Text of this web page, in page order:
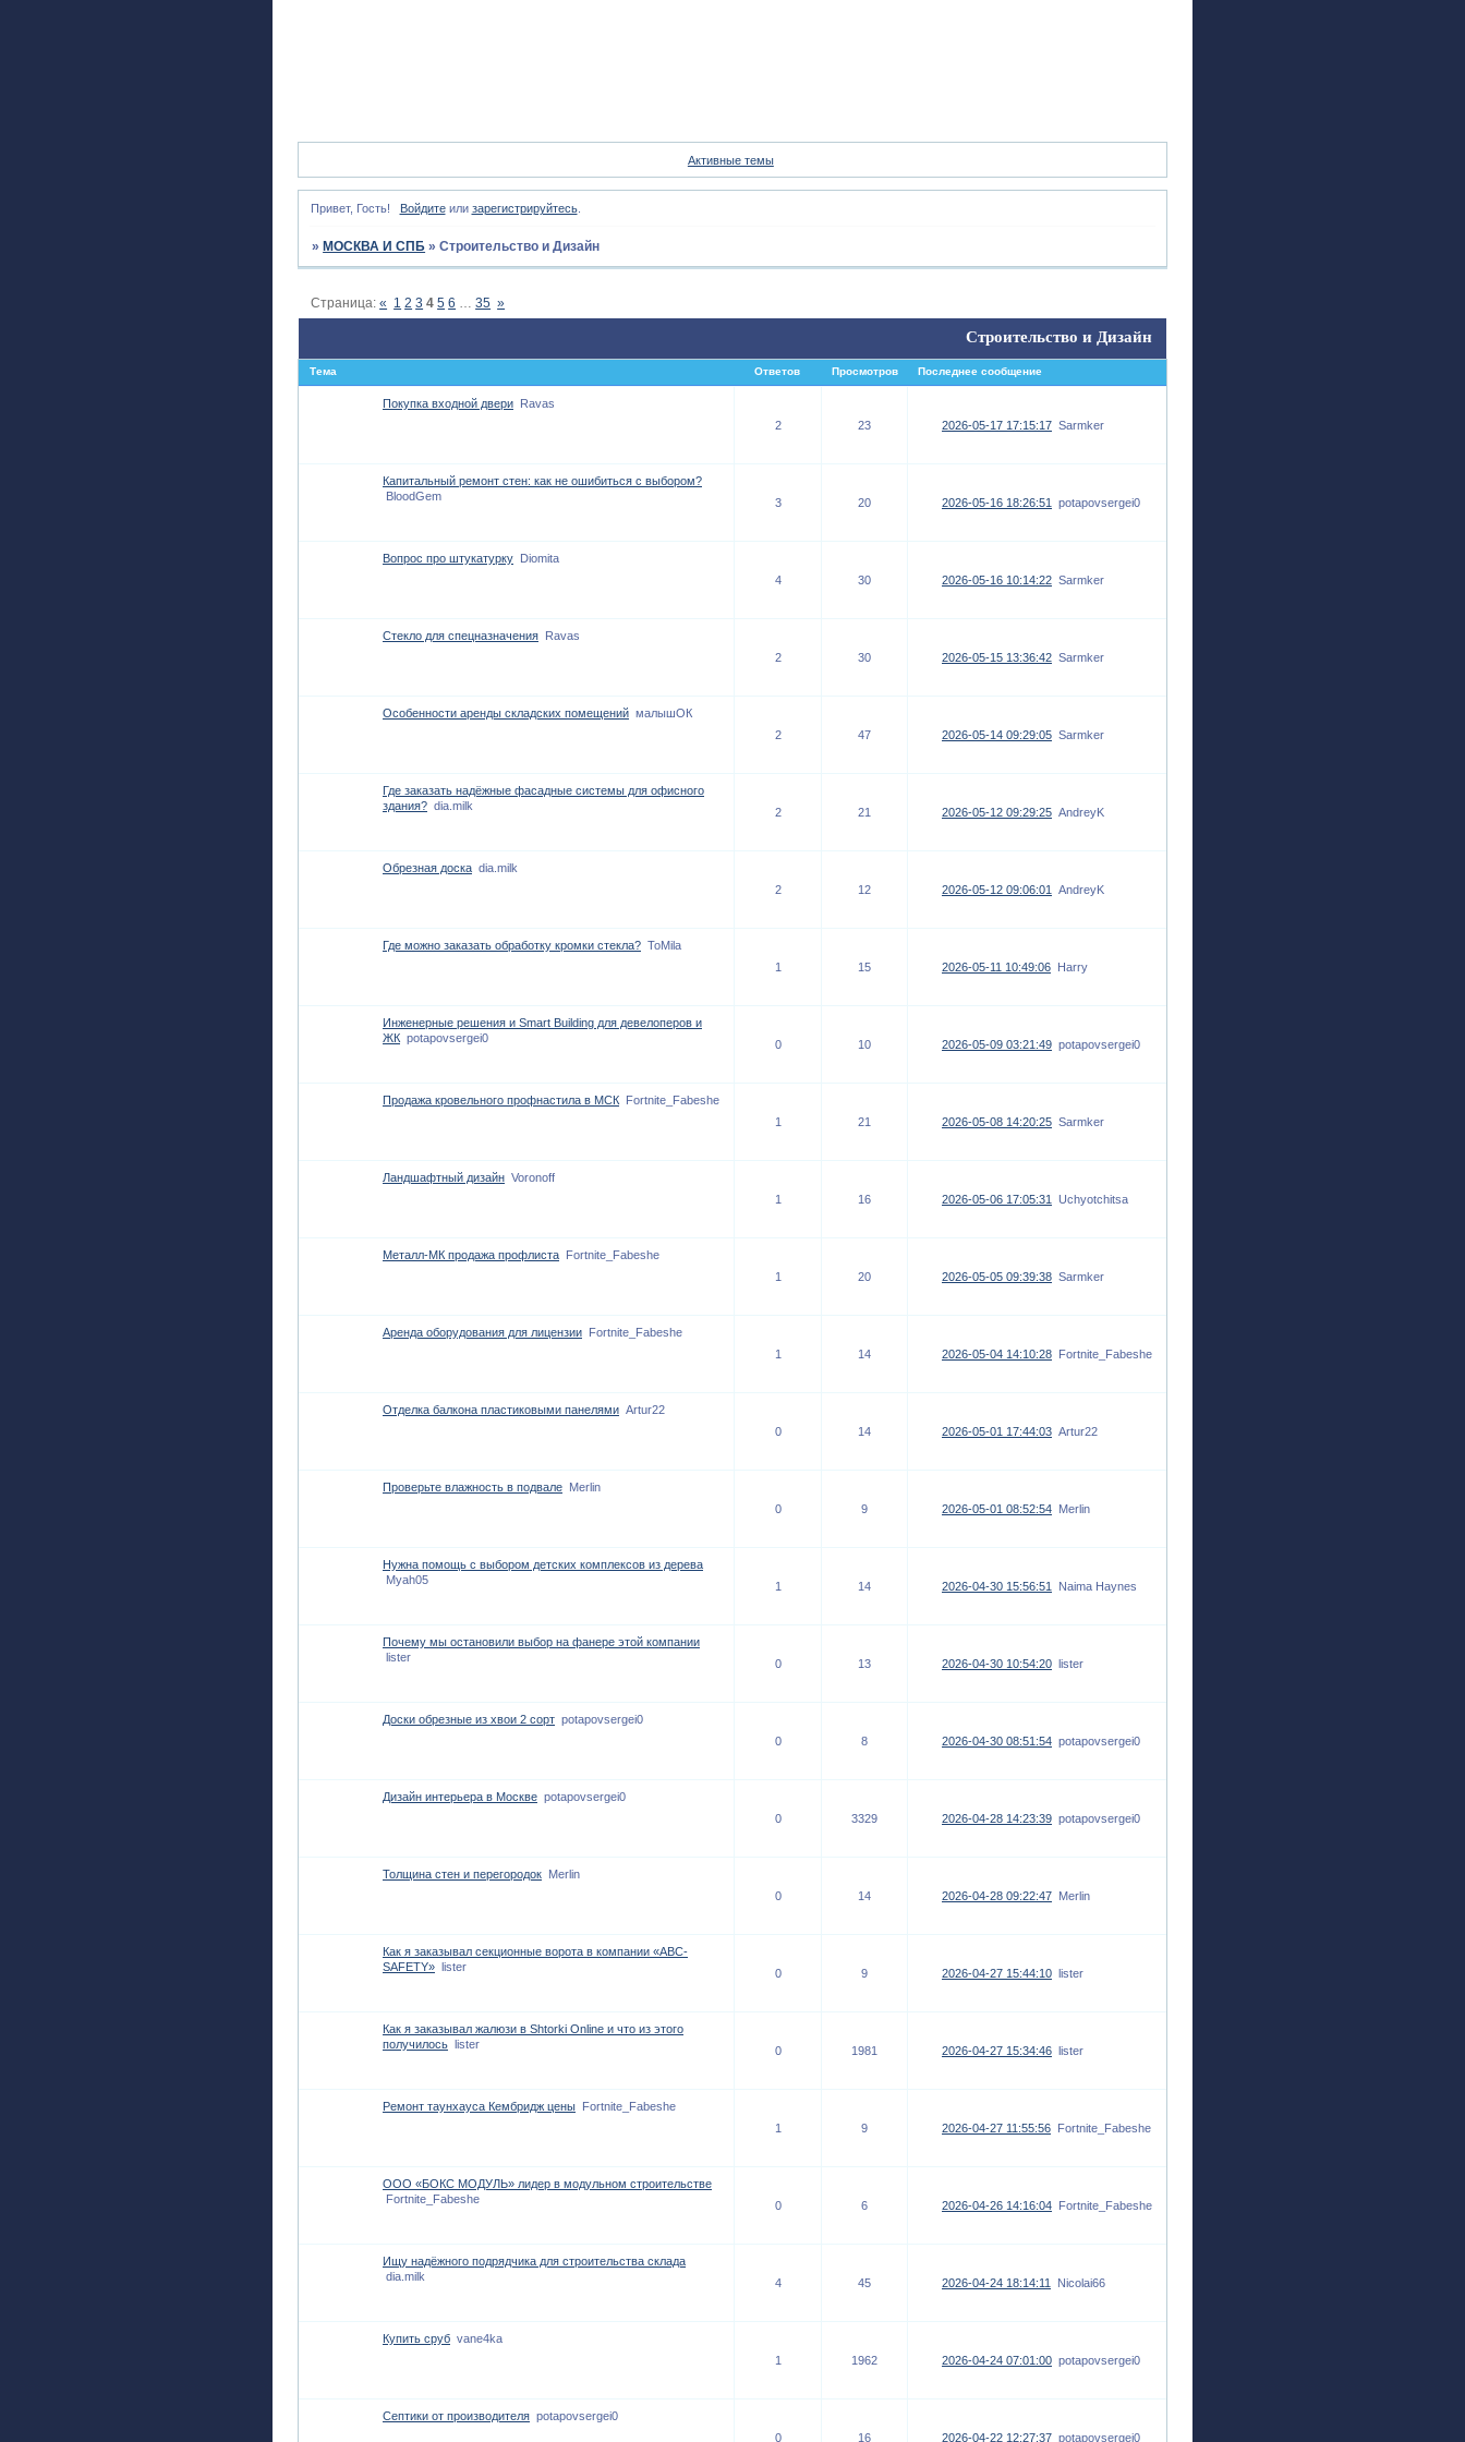
Активные темы
Привет, Гость! Войдитеили зарегистрируйтесь.
» МОСКВА И СПБ »Строительство и Дизайн
Строительство и Дизайн
Страница:« 1 2 3 4 5 6 … 35 »
Тема Ответов Просмотров Последнее сообщение
Покупка входной двери Ravas
2
23 2026-05-17 17:15:17 Sarmker
Капитальный ремонт стен: как не ошибиться с выбором?
BloodGem
3 20 2026-05-16 18:26:51 potapovsergei0
Вопрос про штукатурку Diomita
4
30 2026-05-16 10:14:22 Sarmker
Стекло для спецназначения Ravas
2
30 2026-05-15 13:36:42 Sarmker
Особенности аренды складских помещений малышОК
2
47 2026-05-14 09:29:05 Sarmker
Где заказать надёжные фасадные системы для офисного
здания? dia.milk 2 21 2026-05-12 09:29:25 AndreyK
Обрезная доска dia.milk
2
12 2026-05-12 09:06:01 AndreyK
Где можно заказать обработку кромки стекла? ToMila
1
15 2026-05-11 10:49:06 Harry
Инженерные решения и Smart Building для девелоперов и
ЖК potapovsergei0 0 10 2026-05-09 03:21:49 potapovsergei0
Продажа кровельного профнастила в МСК Fortnite_Fabeshe
1
21 2026-05-08 14:20:25 Sarmker
Ландшафтный дизайн Voronoff
1
16 2026-05-06 17:05:31 Uchyotchitsa
Металл-МК продажа профлиста Fortnite_Fabeshe
1
20 2026-05-05 09:39:38 Sarmker
Аренда оборудования для лицензии Fortnite_Fabeshe
1
14 2026-05-04 14:10:28 Fortnite_Fabeshe
Отделка балкона пластиковыми панелями Artur22
0
14 2026-05-01 17:44:03 Artur22
Проверьте влажность в подвале Merlin
0
9 2026-05-01 08:52:54 Merlin
Нужна помощь с выбором детских комплексов из дерева
Myah05
1 14 2026-04-30 15:56:51 Naima Haynes
Почему мы остановили выбор на фанере этой компании
lister
0 13 2026-04-30 10:54:20 lister
Доски обрезные из хвои 2 сорт potapovsergei0
0
8 2026-04-30 08:51:54 potapovsergei0
Дизайн интерьера в Москве potapovsergei0
0
3329 2026-04-28 14:23:39 potapovsergei0
Толщина стен и перегородок Merlin
0
14 2026-04-28 09:22:47 Merlin
Как я заказывал секционные ворота в компании «ABC-
SAFETY» lister 0 9 2026-04-27 15:44:10 lister
Как я заказывал жалюзи в Shtorki Online и что из этого
получилось lister 0 1981 2026-04-27 15:34:46 lister
Ремонт таунхауса Кембридж цены Fortnite_Fabeshe
1
9 2026-04-27 11:55:56 Fortnite_Fabeshe
ООО «БОКС МОДУЛЬ» лидер в модульном строительстве
Fortnite_Fabeshe
0 6 2026-04-26 14:16:04 Fortnite_Fabeshe
Ищу надёжного подрядчика для строительства склада
dia.milk
4 45 2026-04-24 18:14:11 Nicolai66
Купить сруб vane4ka
1
1962 2026-04-24 07:01:00 potapovsergei0
Септики от производителя potapovsergei0
0
16 2026-04-22 12:27:37 potapovsergei0